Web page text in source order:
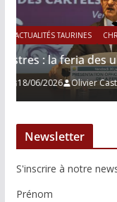
Newsletter
S'inscrire à notre
Prénom